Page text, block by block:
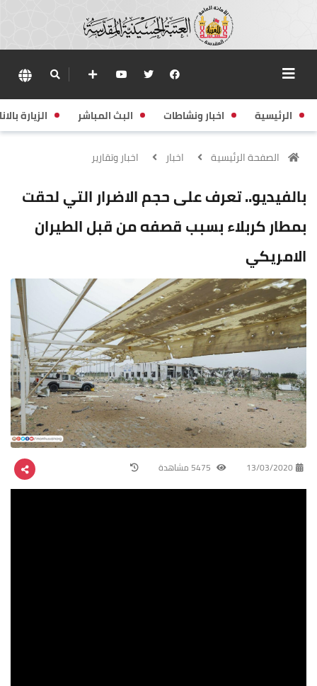
الرئيسية اخبار ونشاطات البث المباشر الزيارة
الصفحة الرئيسية اخبار اخبار وتقارير
بالفيديو.. تعرف على حجم الاضرار التي لحقت
بمطار كربلاء بسبب قصفه من قبل الطيران
الامريكي
13/03/2020